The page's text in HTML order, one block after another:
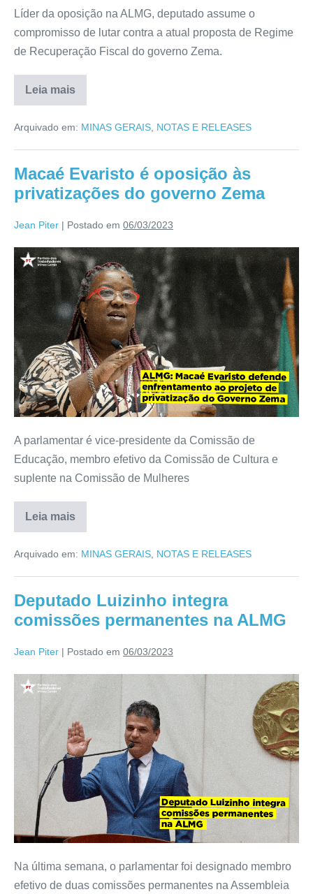
Líder da oposição na ALMG, deputado assume o
compromisso de lutar contra a atual proposta de Regime
de Recuperação Fiscal do governo Zema.
Leia mais
Arquivado em: MINAS GERAIS NOTAS E RELEASES
Macaé Evaristo é oposição às
privatizações do governo Zema
Jean Piter | Postado em 06/03/2023
A parlamentar é vice-presidente da Comissão de
Educação, membro efetivo da Comissão de Cultura e
suplente na Comissão de Mulheres
Leia mais
Arquivado em: MINAS GERAIS NOTAS E RELEASES
Deputado Luizinho integra
comissões permanentes na ALMG
Jean Piter | Postado em 06/03/2023
Na última semana, o parlamentar foi designado membro
efetivo de duas comissões permanentes na Assembleia